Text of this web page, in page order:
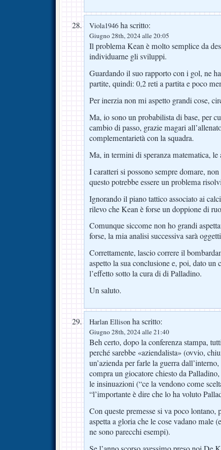
Viola1946 ha scritto:
Giugno 28th, 2024 alle 20:05
Il problema Kean è molto semplice da
individuarne gli sviluppi.
Guardando il suo rapporto con i gol, ne
partite, quindi: 0,2 reti a partita e poco
Per inerzia non mi aspetto grandi cose,
Ma, io sono un probabilista di base, per
cambio di passo, grazie magari
complementarietà con la squadra.
Ma, in termini di speranza matematica, le
I caratteri si possono sempre domare,
questo potrebbe essere un problema
Ignorando il piano tattico associato ai
rilevo che Kean è forse un doppione di
Comunque siccome non ho grandi
forse, la mia analisi successiva sarà
Correttamente, lascio correre il
aspetto la sua conclusione e, poi, dato un
l’effetto sotto la cura di di Palladino.
Un saluto.
Harlan Ellison ha scritto:
Giugno 28th, 2024 alle 21:40
Beh certo, dopo la conferenza stampa,
perché sarebbe «aziendalista» (ovvio,
un’azienda per farle la guerra
compra un giocatore chiesto da
le insinuazioni (“ce la vendono come
“l’importante è dire che lo ha voluto
Con queste premesse si va poco lontano,
aspetta a gloria che le cose vadano male
ne sono parecchi esempi).